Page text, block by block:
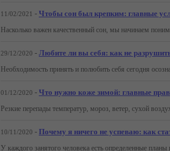
11/02/2021 - Чтобы сон был крепким: главные
29/12/2020 - Любите ли вы себя: как не
01/12/2020 - Что нужно коже зимой: главные
10/11/2020 - Почему я ничего не успеваю: как